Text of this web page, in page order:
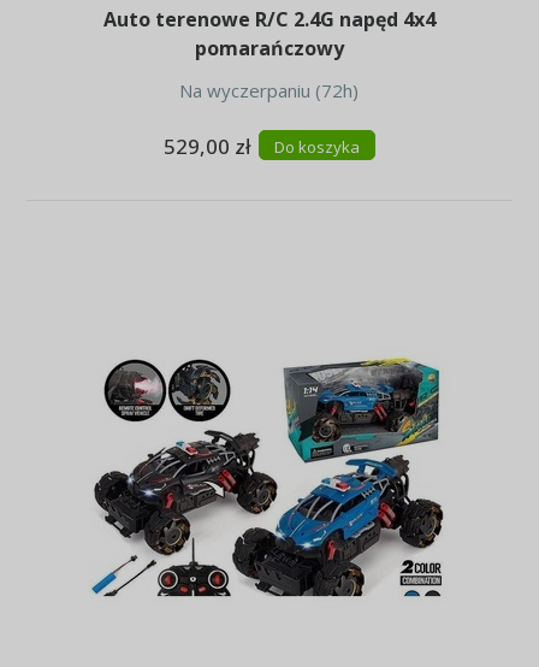
Auto terenowe R/C 2.4G napęd 4x4
pomarańczowy
Na wyczerpaniu (72h)
529,00 zł Do koszyka